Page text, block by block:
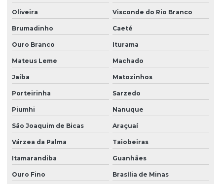
Oliveira Visconde do Rio Branco
Brumadinho Caeté
Ouro Branco Iturama
Mateus Leme Machado
Jaíba Matozinhos
Porteirinha Sarzedo
Piumhi Nanuque
São Joaquim de Bicas Araçuaí
Várzea da Palma Taiobeiras
Itamarandiba Guanhães
Ouro Fino Brasília de Minas